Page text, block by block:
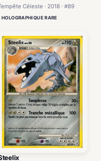
Céleste · 2018 · #89
HOLOGRAPHIQUE RARE